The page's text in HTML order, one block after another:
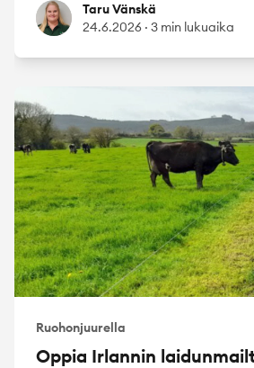
Taru VänskäTaru Vänskä
24.6.2026 · 3 min lukuaika
Ruohonjuurella
Oppia Irlannin